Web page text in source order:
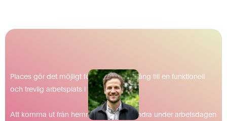
Places gör det möjligt för mig att få tillgång till en funktionell
och trevlig arbetsplats i mitt närområde.
Att komma ut från hemmet och träffa andra under arbetsdagen